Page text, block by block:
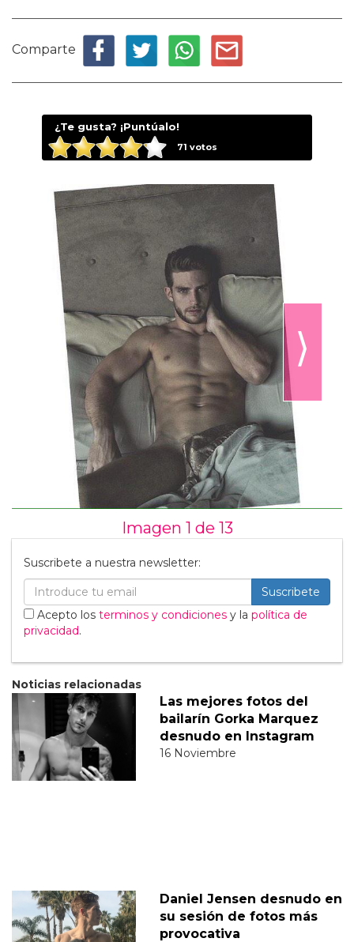
Comparte
¿Te gusta? ¡Puntúalo!
71 votos
⟩
Imagen 1 de 13
Suscribete a nuestra newsletter:
Suscribete
Acepto los terminos y condiciones y la política de
privacidad.
Noticias relacionadas
Las mejores fotos del
bailarín Gorka Marquez
desnudo en Instagram
16 Noviembre
Daniel Jensen desnudo en
su sesión de fotos más
provocativa